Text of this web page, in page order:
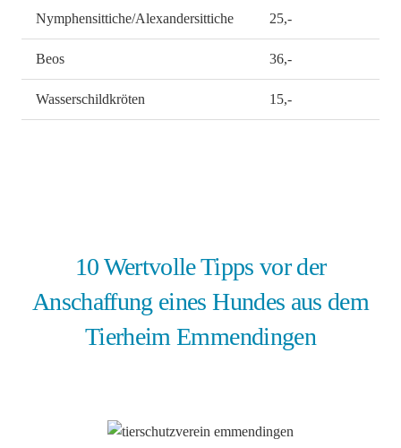
Nymphensittiche/Alexandersittiche 25,-
Beos 36,-
Wasserschildkröten 15,-
10 Wertvolle Tipps vor der
Anschaffung eines Hundes aus dem
Tierheim Emmendingen